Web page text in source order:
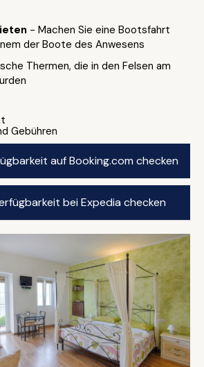
- Machen Sie eine Bootsfahrt
der Boote des Anwesens
Thermen, die in den Felsen am
Gebühren
auf Booking.com checken
bei Expedia checken